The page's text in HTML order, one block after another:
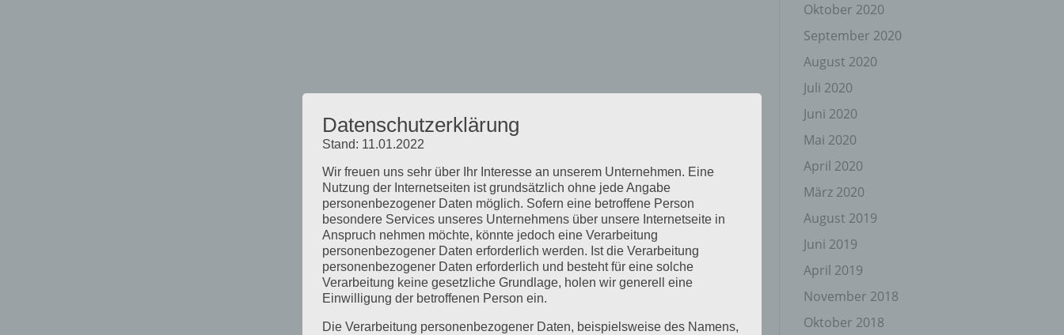
Oktober 2020
September 2020
August 2020
Juli 2020
Juni 2020
Mai 2020
April 2020
März 2020
August 2019
Juni 2019
April 2019
November 2018
Oktober 2018
Datenschutzerklärung
Stand: 11.01.2022
Wir freuen uns sehr über Ihr Interesse an unserem Unternehmen. Eine
Nutzung der Internetseiten ist grundsätzlich ohne jede Angabe
personenbezogener Daten möglich. Sofern eine betroffene Person
besondere Services unseres Unternehmens über unsere Internetseite in
Anspruch nehmen möchte, könnte jedoch eine Verarbeitung
personenbezogener Daten erforderlich werden. Ist die Verarbeitung
personenbezogener Daten erforderlich und besteht für eine solche
Verarbeitung keine gesetzliche Grundlage, holen wir generell eine
Einwilligung der betroffenen Person ein.
Die Verarbeitung personenbezogener Daten, beispielsweise des Namens,